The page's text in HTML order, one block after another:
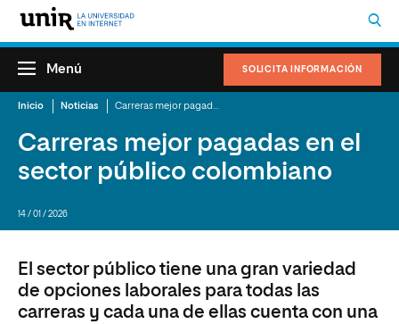
SOLICITA INFORMACIÓN
Menú
Inicio Noticias
Carreras mejor pagadas en el
sector público colombiano
14 / 01 / 2026
El sector público tiene una gran variedad
de opciones laborales para todas las
carreras y cada una de ellas cuenta con una